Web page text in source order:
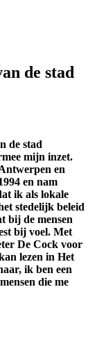
de stad
de stad
mijn inzet.
en
en nam
ik als lokale
stedelijk beleid
bij de mensen
bij voel. Met
De Cock voor
lezen in Het
ik ben een
die me